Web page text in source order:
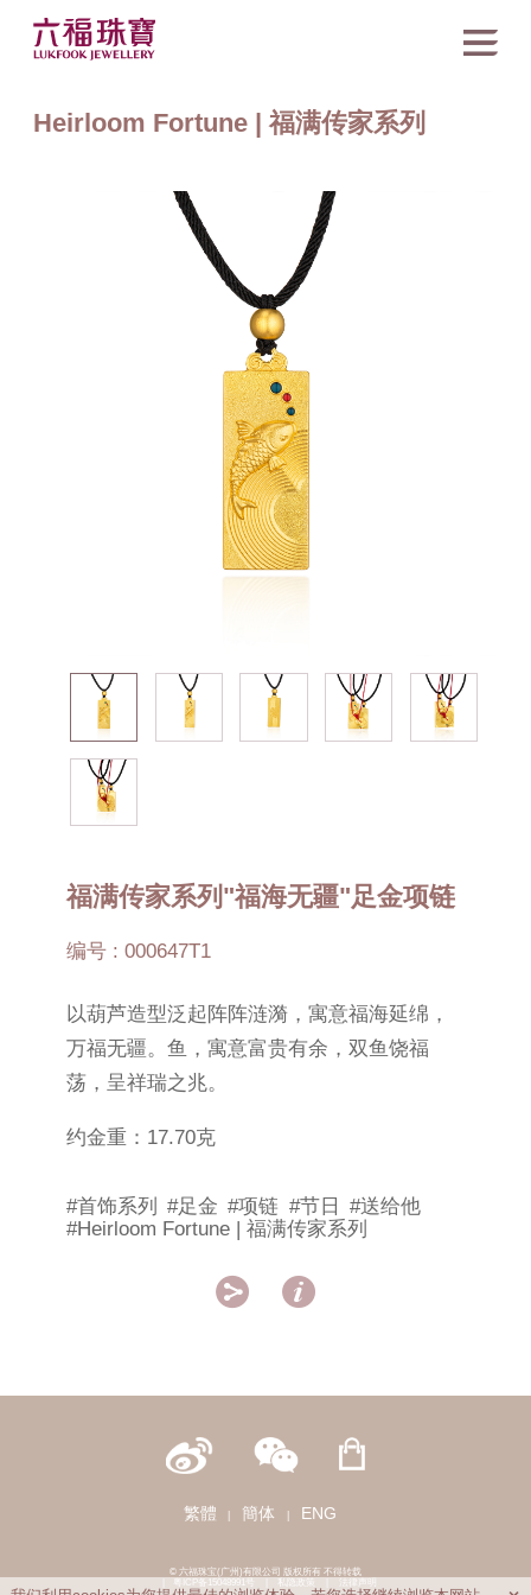
Heirloom Fortune | 福满传家系列
福满传家系列"福海无疆"足金项链
编号 : 000647T1
以葫芦造型泛起阵阵涟漪，寓意福海延绵，
万福无疆。鱼，寓意富贵有余，双鱼饶福
荡，呈祥瑞之兆。
约金重：17.70克
#首饰系列 #足金 #项链 #节日
#送给他
#Heirloom Fortune | 福满传家系列
 
繁體 簡体 ENG
© 六福珠宝(广州)有限公司 版权所有 不得转载
粤ICP备15048991号 私隐政策 法律声明